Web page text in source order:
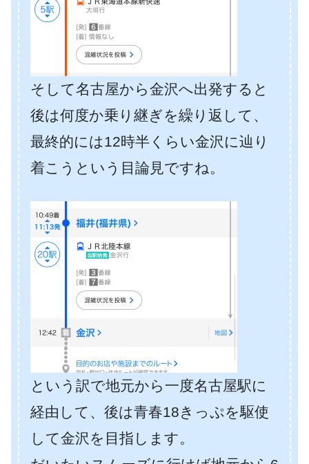
そして名古屋から金沢へ出発すると
後は何度か乗り継ぎを繰り返して、
最終的には12時半くらい金沢に辿り
着こうという目論見ですね。
という訳で地元から一度名古屋駅に
経由して、後は青春18きっぷを駆使
して金沢を目指します。